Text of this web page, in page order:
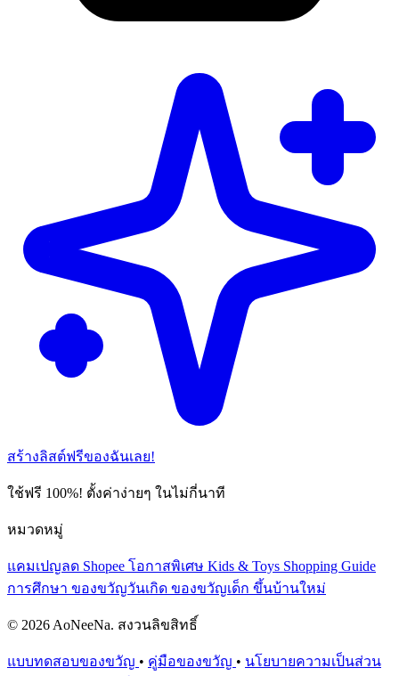
สร้างลิสต์ฟรีของฉันเลย!
ใช้ฟรี 100%! ตั้งค่าง่ายๆ ในไม่กี่นาที
หมวดหมู่
แคมเปญลด Shopee โอกาสพิเศษ Kids & Toys Shopping Guide
การศึกษา ของขวัญวันเกิด ของขวัญเด็ก ขึ้นบ้านใหม่
© 2026 AoNeeNa. สงวนลิขสิทธิ์
แบบทดสอบของขวัญ • คู่มือของขวัญ • นโยบายความเป็นส่วน